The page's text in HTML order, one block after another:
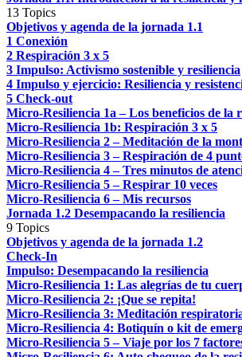
13 Topics
Objetivos y agenda de la jornada 1.1
1 Conexión
2 Respiración 3 x 5
3 Impulso: Activismo sostenible y resiliencia
4 Impulso y ejercicio: Resiliencia y
5 Check-out
Micro-Resiliencia 1a – Los beneficios de la
Micro-Resiliencia 1b: Respiración 3 x 5
Micro-Resiliencia 2 – Meditación de la
Micro-Resiliencia 3 – Respiración de 4
Micro-Resiliencia 4 – Tres minutos de
Micro-Resiliencia 5 – Respirar 10 veces
Micro-Resiliencia 6 – Mis recursos
Jornada 1.2 Desempacando la resiliencia
9 Topics
Objetivos y agenda de la jornada 1.2
Check-In
Impulso: Desempacando la resiliencia
Micro-Resiliencia 1: Las alegrías de tu
Micro-Resiliencia 2: ¡Que se repita!
Micro-Resiliencia 3: Meditación
Micro-Resiliencia 4: Botiquín o kit de
Micro-Resiliencia 5 – Viaje por los 7